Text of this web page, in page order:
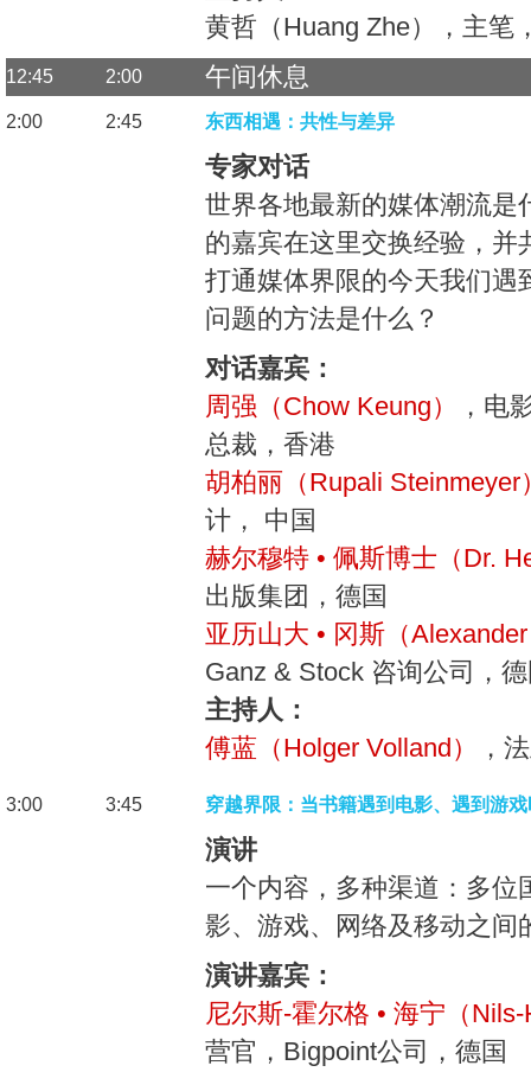
黄哲（Huang Zhe），主笔
12:45 2:00 午间休息
2:00 2:45 东西相遇：共性与差异
专家对话
世界各地最新的媒体潮流是
的嘉宾在这里交换经验，
打通媒体界限的今天我们遇
问题的方法是什么？
对话嘉宾：
周强（Chow Keung）
，电
总裁，香港
胡柏丽（Rupali Steinmeyer
计， 中国
赫尔穆特 • 佩斯博士（Dr.
出版集团，德国
亚历山大 • 冈斯（
Ganz & Stock 咨询公司，
主持人：
傅蓝（Holger Volland）
，
3:00 3:45 穿越界限：当书籍遇到电影、遇到游戏
演讲
一个内容，多种渠道：多
影、游戏、网络及移动之间
演讲嘉宾：
尼尔斯-霍尔格 • 海宁（
营官，Bigpoint公司，德国